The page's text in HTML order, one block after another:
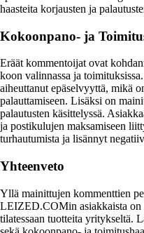
haasteita korjausten ja
Kokoonpano- ja
Eräät kommentoijat ovat
koon valinnassa ja
aiheuttanut epäselvyyttä, mikä
palauttamiseen. Lisäksi on
palautusten käsittelyssä.
ja postikulujen maksamiseen
turhautumista ja lisännyt
Yhteenveto
Yllä mainittujen kommenttien
LEIZED.COMin asiakkaista on
tilatessaan tuotteita yritykseltä.